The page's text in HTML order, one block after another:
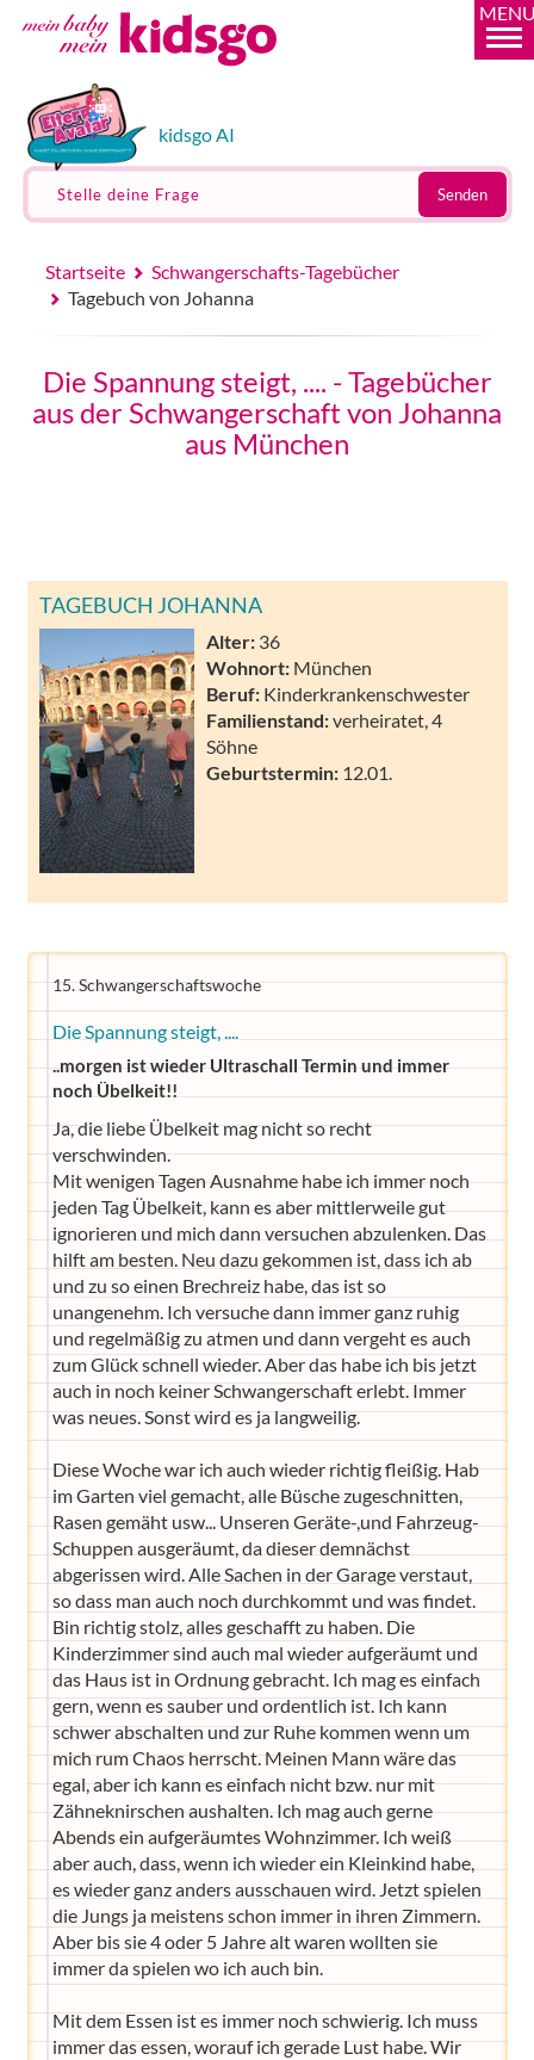
kidsgo AI
Stelle deine Frage Senden
Startseite
Schwangerschafts-Tagebücher
Tagebuch von Johanna
Die Spannung steigt, .... - Tagebücher
aus der Schwangerschaft von Johanna
aus München
TAGEBUCH JOHANNA
Alter: 36
Wohnort: München
Beruf: Kinderkrankenschwester
Familienstand:verheiratet, 4
Söhne
Geburtstermin: 12.01.
15. Schwangerschaftswoche
Die Spannung steigt, ....
..morgen ist wieder Ultraschall Termin und immer
noch Übelkeit!!
Ja, die liebe Übelkeit mag nicht so recht
verschwinden.
Mit wenigen Tagen Ausnahme habe ich immer noch
jeden Tag Übelkeit, kann es aber mittlerweile gut
ignorieren und mich dann versuchen abzulenken. Das
hilft am besten. Neu dazu gekommen ist, dass ich ab
und zu so einen Brechreiz habe, das ist so
unangenehm. Ich versuche dann immer ganz ruhig
und regelmäßig zu atmen und dann vergeht es auch
zum Glück schnell wieder. Aber das habe ich bis jetzt
auch in noch keiner Schwangerschaft erlebt. Immer
was neues. Sonst wird es ja langweilig.
Diese Woche war ich auch wieder richtig fleißig. Hab
im Garten viel gemacht, alle Büsche zugeschnitten,
Rasen gemäht usw... Unseren Geräte-,und Fahrzeug-
Schuppen ausgeräumt, da dieser demnächst
abgerissen wird. Alle Sachen in der Garage verstaut,
so dass man auch noch durchkommt und was findet.
Bin richtig stolz, alles geschafft zu haben. Die
Kinderzimmer sind auch mal wieder aufgeräumt und
das Haus ist in Ordnung gebracht. Ich mag es einfach
gern, wenn es sauber und ordentlich ist. Ich kann
schwer abschalten und zur Ruhe kommen wenn um
mich rum Chaos herrscht. Meinen Mann wäre das
egal, aber ich kann es einfach nicht bzw. nur mit
Zähneknirschen aushalten. Ich mag auch gerne
Abends ein aufgeräumtes Wohnzimmer. Ich weiß
aber auch, dass, wenn ich wieder ein Kleinkind habe,
es wieder ganz anders ausschauen wird. Jetzt spielen
die Jungs ja meistens schon immer in ihren Zimmern.
Aber bis sie 4 oder 5 Jahre alt waren wollten sie
immer da spielen wo ich auch bin.
Mit dem Essen ist es immer noch schwierig. Ich muss
immer das essen, worauf ich gerade Lust habe. Wir